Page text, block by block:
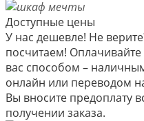
Доступные цены
У нас дешевле! Не
посчитаем!
вас способом –
онлайн или переводом
Вы вносите предоплату
получении заказа.